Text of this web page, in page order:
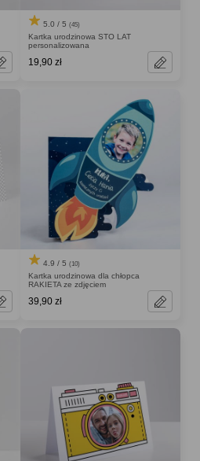
5.0 / 5 (45)
Kartka urodzinowa STO LAT
personalizowana
19,90 zł
4.9 / 5 (10)
Kartka urodzinowa dla chłopca
RAKIETA ze zdjęciem
39,90 zł